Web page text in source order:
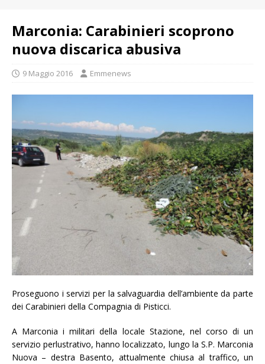
Marconia: Carabinieri scoprono
nuova discarica abusiva
9 Maggio 2016 Emmenews
Proseguono i servizi per la salvaguardia dell’ambiente da parte
dei Carabinieri della Compagnia di Pisticci.
A Marconia i militari della locale Stazione, nel corso di un
servizio perlustrativo, hanno localizzato, lungo la S.P. Marconia
Nuova – destra Basento, attualmente chiusa al traffico, un